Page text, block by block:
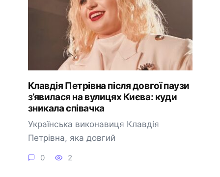
Клавдія Петрівна після довгої паузи
з’явилася на вулицях Києва: куди
зникала співачка
Українська виконавиця Клавдія
Петрівна, яка довгий
0 2